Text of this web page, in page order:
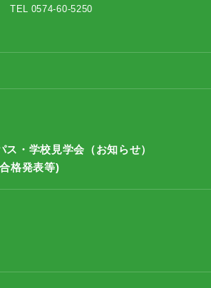
TEL 0574-60-5250
ス・学校見学会（お知らせ）
格発表等)